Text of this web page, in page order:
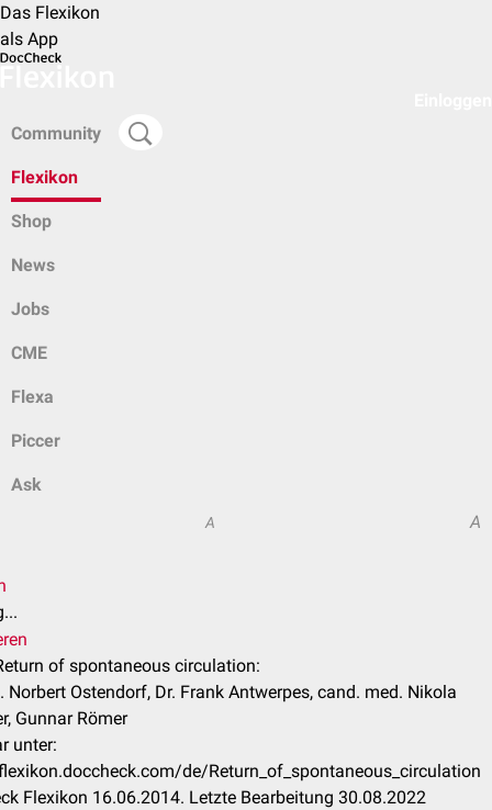
Das Flexikon
als App
Community
Flexikon
Shop
News
Jobs
CME
Flexa
Piccer
Ask
A A
of spontaneous circulation:
Norbert Ostendorf, Dr. Frank Antwerpes, cand. med. Nikola
Gunnar Römer
unter:
de/Return_of_spontaneous_circulation
Flexikon 16.06.2014. Letzte Bearbeitung 30.08.2022